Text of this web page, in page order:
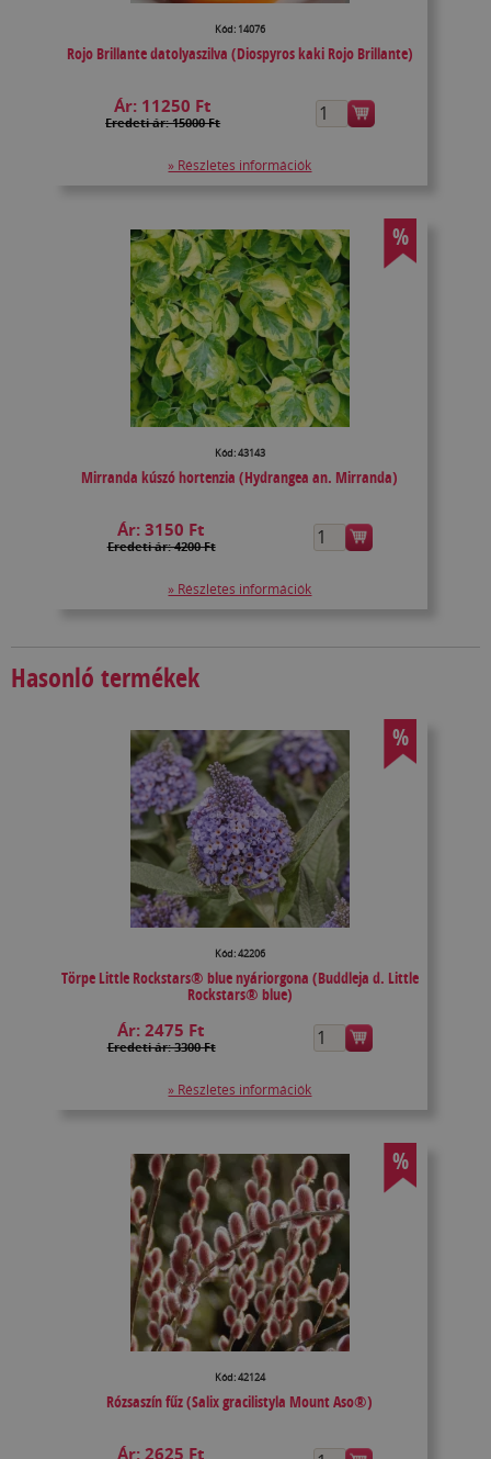
Kód: 14076
Rojo Brillante datolyaszilva (Diospyros kaki Rojo Brillante)
Ár: 11250 Ft
Eredeti ár: 15000 Ft
» Részletes információk
%
Kód: 43143
Mirranda kúszó hortenzia (Hydrangea an. Mirranda)
Ár:3150 Ft
Eredeti ár: 4200 Ft
» Részletes információk
Hasonló termékek
%
Kód: 42206
Törpe Little Rockstars® blue nyáriorgona (Buddleja d. Little
Rockstars® blue)
Ár:2475 Ft
Eredeti ár: 3300 Ft
» Részletes információk
%
Kód: 42124
Rózsaszín fűz (Salix gracilistyla Mount Aso®)
Ár:2625 Ft